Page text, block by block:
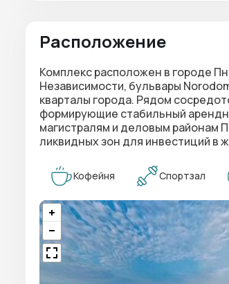
Расположение
Комплекс расположен в городе
Независимости, бульвары
кварталы города. Рядом
формирующие стабильный
магистралям и деловым районам
ликвидных зон для инвестиций в
Кофейня Спортзал